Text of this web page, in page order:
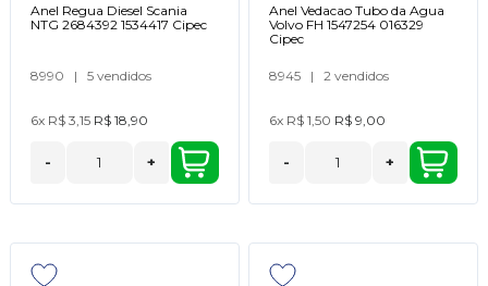
Anel Regua Diesel Scania
NTG 2684392 1534417 Cipec
8990 | 5 vendidos
6x R$ 3,15 R$ 18,90
- +
Anel Vedacao Tubo da Agua
Volvo FH 1547254 016329
Cipec
8945 | 2 vendidos
6x R$ 1,50 R$ 9,00
- +